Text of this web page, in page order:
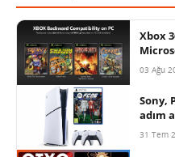
Xbox
03 Ağu
Sony,
adım
31 Tem